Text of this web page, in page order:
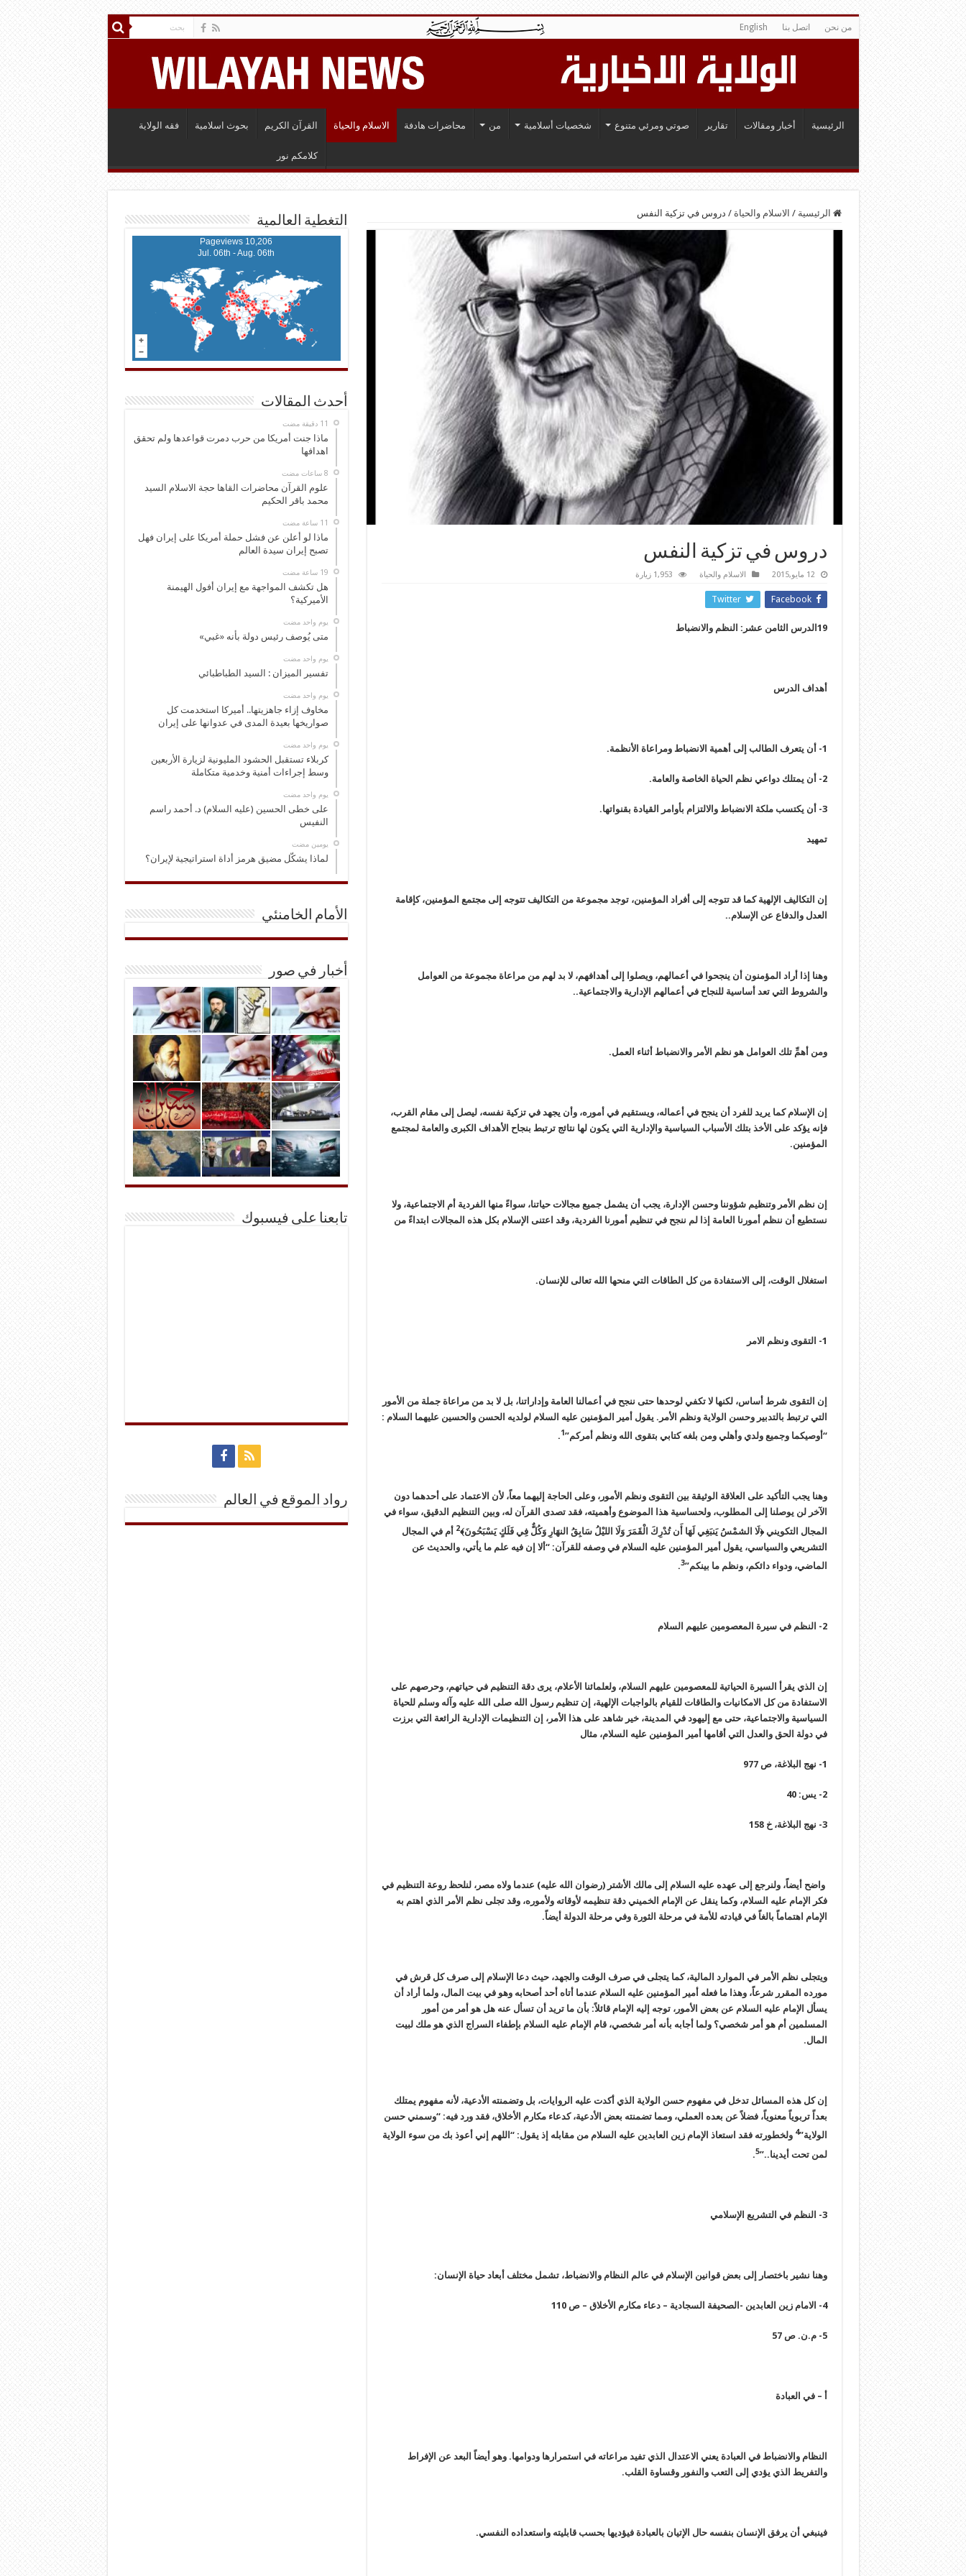
من نحن اتصل بنا English
الرئيسية أخبار ومقالات تقارير صوتي ومرئي متنوع شخصيات أسلامية من محاضرات هادفة الاسلام والحياة القرآن الكريم بحوث اسلامية فقه الولاية
كلامكم نور
الرئيسية / الاسلام والحياة / دروس في تزكية النفس
دروس في تزكية النفس
12 مايو,2015 الاسلام والحياة 1,953 زيارة
Facebook
Twitter
19الدرس الثامن عشر: النظم والانضباط
أهداف الدرس
1- أن يتعرف الطالب إلى أهمية الانضباط ومراعاة الأنظمة.
2- أن يمتلك دواعي نظم الحياة الخاصة والعامة.
3- أن يكتسب ملكة الانضباط والالتزام بأوامر القيادة بقنواتها.
تمهيد
إن التكاليف الإلهية كما قد تتوجه إلى أفراد المؤمنين، توجد مجموعة من التكاليف تتوجه إلى مجتمع المؤمنين، كإقامة
العدل والدفاع عن الإسلام..
وهنا إذا أراد المؤمنون أن ينجحوا في أعمالهم، ويصلوا إلى أهدافهم، لا بد لهم من مراعاة مجموعة من العوامل
والشروط التي تعد أساسية للنجاح في أعمالهم الإدارية والاجتماعية..
ومن أهمِّ تلك العوامل هو نظم الأمر والانضباط أثناء العمل.
إن الإسلام كما يريد للفرد أن ينجح في أعماله، ويستقيم في أموره، وأن يجهد في تزكية نفسه، ليصل إلى مقام القرب،
فإنه يؤكد على الأخذ بتلك الأسباب السياسية والإدارية التي يكون لها نتائج ترتبط بنجاح الأهداف الكبرى والعامة لمجتمع
المؤمنين.
إن نظم الأمر وتنظيم شؤوننا وحسن الإدارة، يجب أن يشمل جميع مجالات حياتنا، سواءً منها الفردية أم الاجتماعية، ولا
نستطيع أن ننظم أمورنا العامة إذا لم ننجح في تنظيم أمورنا الفردية، وقد اعتنى الإسلام بكل هذه المجالات ابتداءً من
استغلال الوقت، إلى الاستفادة من كل الطاقات التي منحها الله تعالى للإنسان.
1- التقوى ونظم الامر
إن التقوى شرط أساس، لكنها لا تكفي لوحدها حتى ننجح في أعمالنا العامة وإداراتنا، بل لا بد من مراعاة جملة من الأمور
التي ترتبط بالتدبير وحسن الولاية ونظم الأمر. يقول أمير المؤمنين عليه السلام لولديه الحسن والحسين عليهما السلام :
“أوصيكما وجميع ولدي وأهلي ومن بلغه كتابي بتقوى الله ونظم أمركم”1
.
وهنا يجب التأكيد على العلاقة الوثيقة بين التقوى ونظم الأمور، وعلى الحاجة إليهما معاً، لأن الاعتماد على أحدهما دون
الآخر لن يوصلنا إلى المطلوب، ولحساسية هذا الموضوع وأهميته، فقد تصدى القرآن له، وبين التنظيم الدقيق، سواء في
المجال التكويني ﴿لَا الشمْسُ يَنبَغِي لَهَا أَن تُدْرِكَ الْقَمَرَ وَلَا الليْلُ سَابِقُ النهَارِ وَكُلٌّ فِي فَلَكٍ يَسْبَحُونَ﴾2 أم في المجال
التشريعي والسياسي، يقول أمير المؤمنين عليه السلام في وصفه للقرآن: “ألا إن فيه علم ما يأتي، والحديث عن
الماضي، ودواء دائكم، ونظم ما بينكم”3
.
2- النظم في سيرة المعصومين عليهم السلام
إن الذي يقرأ السيرة الحياتية للمعصومين عليهم السلام، ولعلمائنا الأعلام، يرى دقة التنظيم في حياتهم، وحرصهم على
الاستفادة من كل الامكانيات والطاقات للقيام بالواجبات الإلهية، إن تنظيم رسول الله صلى الله عليه وآله وسلم للحياة
السياسية والاجتماعية، حتى مع إليهود في المدينة، خير شاهد على هذا الأمر، إن التنظيمات الإدارية الرائعة التي برزت
في دولة الحق والعدل التي أقامها أمير المؤمنين عليه السلام، مثال
1- نهج البلاغة، ص 977
2- يس: 40
3- نهج البلاغة، خ 158
واضح أيضاً، ولنرجع إلى عهده عليه السلام إلى مالك الأشتر (رضوان الله عليه) عندما ولاه مصر، لنلحظ روعة التنظيم في
فكر الإمام عليه السلام، وكما ينقل عن الإمام الخميني دقة تنظيمه لأوقاته ولأموره، وقد تجلى نظم الأمر الذي اهتم به
الإمام اهتماماً بالغاً في قيادته للأمة في مرحلة الثورة وفي مرحلة الدولة أيضاً.
ويتجلى نظم الأمر في الموارد المالية، كما يتجلى في صرف الوقت والجهد، حيث دعا الإسلام إلى صرف كل قرش في
مورده المقرر شرعاً، وهذا ما فعله أمير المؤمنين عليه السلام عندما أتاه أحد أصحابه وهو في بيت المال، ولما أراد أن
يسأل الإمام عليه السلام عن بعض الأمور، توجه إليه الإمام قائلاً: بأن ما تريد أن تسأل عنه هل هو أمر من أمور
المسلمين أم هو أمر شخصي؟ ولما أجابه بأنه أمر شخصي، قام الإمام عليه السلام بإطفاء السراج الذي هو ملك لبيت
المال.
إن كل هذه المسائل تدخل في مفهوم حسن الولاية الذي أكدت عليه الروايات، بل وتضمنته الأدعية، لأنه مفهوم يمتلك
بعداً تربوياً معنوياً، فضلاً عن بعده العملي، ومما تضمنته بعض الأدعية، كدعاء مكارم الأخلاق، فقد ورد فيه: “وسمني حسن
الولاية”4 ولخطورته فقد استعاذ الإمام زين العابدين عليه السلام من مقابله إذ يقول: “اللهم إني أعوذ بك من سوء الولاية
لمن تحت أيدينا..”5
.
3- النظم في التشريع الإسلامي
وهنا نشير باختصار إلى بعض قوانين الإسلام في عالم النظام والانضباط، تشمل مختلف أبعاد حياة الإنسان:
4- الامام زين العابدين -الصحيفة السجادية – دعاء مكارم الأخلاق – ص 110
5- م.ن. ص 57
أ – في العبادة
النظام والانضباط في العبادة يعني الاعتدال الذي تفيد مراعاته في استمرارها ودوامها. وهو أيضاً البعد عن الإفراط
والتفريط الذي يؤدي إلى التعب والنفور وقساوة القلب.
فينبغي أن يرفق الإنسان بنفسه حال الإتيان بالعبادة فيؤديها بحسب قابليته واستعداده النفسي.
التغطية العالمية
10,206 Pageviews
Jul. 06th - Aug. 06th
أحدث المقالات
ماذا جنت أمريكا من حرب دمرت قواعدها ولم تحقق
اهدافها
علوم القرآن محاضرات القاها حجة الاسلام السيد
محمد باقر الحكيم
ماذا لو أعلن عن فشل حملة أمريكا على إيران فهل
تصبح إيران سيدة العالم
هل تكشف المواجهة مع إيران أفول الهيمنة
الأميركية؟
‏يوم واحد مضت
متى يُوصف رئيس دولة بأنه «غبي»
‏يوم واحد مضت
تفسير الميزان : السيد الطباطبائي
‏يوم واحد مضت
مخاوف إزاء جاهزيتها.. أميركا استخدمت كل
صواريخها بعيدة المدى في عدوانها على إيران
‏يوم واحد مضت
كربلاء تستقبل الحشود المليونية لزيارة الأربعين
وسط إجراءات أمنية وخدمية متكاملة
‏يوم واحد مضت
على خطى الحسين (عليه السلام) د. أحمد راسم
النفيس
‏يومين مضت
لماذا يشكّل مضيق هرمز أداة استراتيجية لإيران؟
الأمام الخامنئي
أخبار في صور
تابعنا على فيسبوك
رواد الموقع في العالم